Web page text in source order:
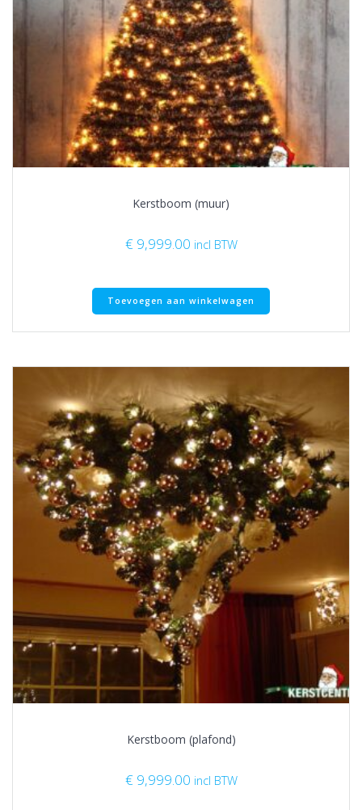
Kerstboom (muur)
€ 9,999.00 incl BTW
Toevoegen aan winkelwagen
Kerstboom (plafond)
€ 9,999.00 incl BTW